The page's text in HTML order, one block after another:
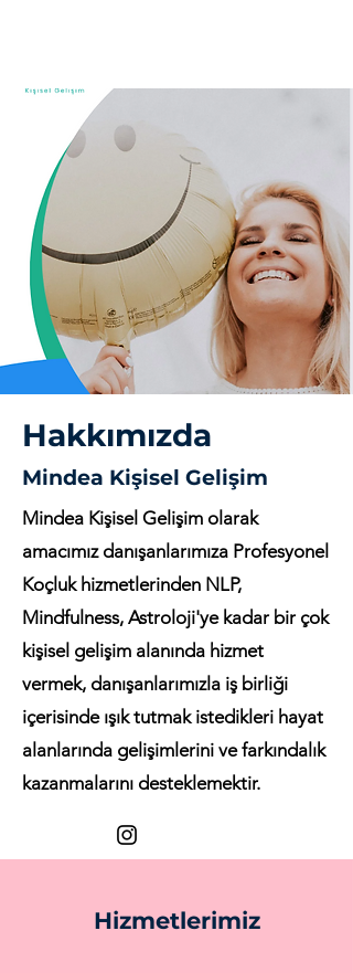
Hakkımızda
Mindea Kişisel Gelişim
Mindea Kişisel Gelişim olarak
amacımız danışanlarımıza Profesyonel
Koçluk hizmetlerinden NLP,
Mindfulness, Astroloji'ye kadar bir çok
kişisel gelişim alanında hizmet
vermek, danışanlarımızla iş birliği
içerisinde ışık tutmak istedikleri hayat
alanlarında gelişimlerini ve farkındalık
kazanmalarını desteklemektir.
Hizmetlerimiz